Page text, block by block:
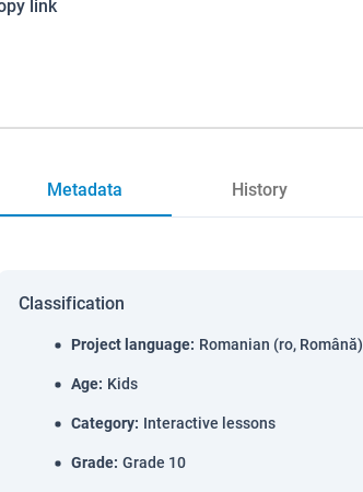
link
Metadata History
Classification
Project language: Romanian (ro, Română)
Age: Kids
Category: Interactive lessons
Grade: Grade 10